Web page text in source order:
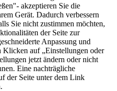
akzeptieren Sie die
Gerät. Dadurch verbessern
Sie nicht zustimmen möchten,
der Seite zur
Anpassung und
auf „Einstellungen oder
jetzt ändern oder nicht
Eine nachträgliche
der Seite unter dem Link